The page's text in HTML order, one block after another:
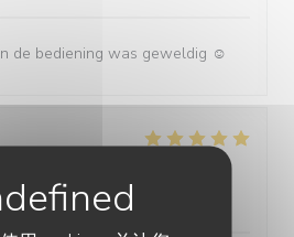
de bediening was geweldig ☺️
:5 /5 质价比 :5/5